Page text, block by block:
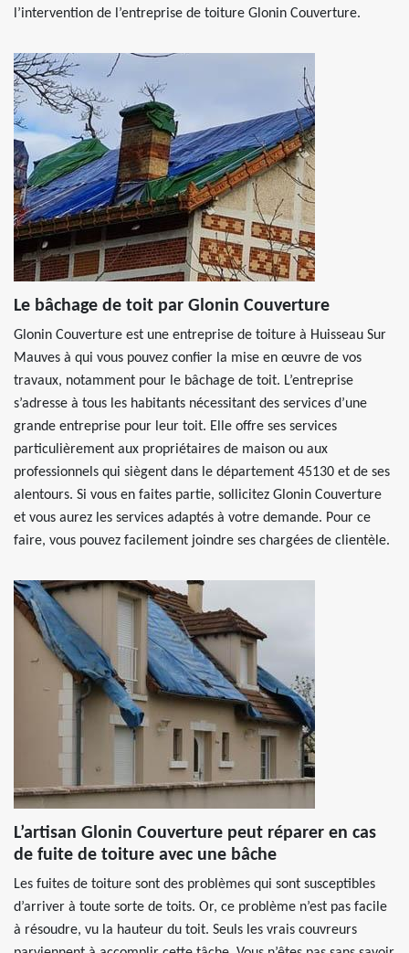
l’intervention de l’entreprise de toiture Glonin Couverture.
Le bâchage de toit par Glonin Couverture
Glonin Couverture est une entreprise de toiture à Huisseau Sur
Mauves à qui vous pouvez confier la mise en œuvre de vos
travaux, notamment pour le bâchage de toit. L’entreprise
s’adresse à tous les habitants nécessitant des services d’une
grande entreprise pour leur toit. Elle offre ses services
particulièrement aux propriétaires de maison ou aux
professionnels qui siègent dans le département 45130 et de ses
alentours. Si vous en faites partie, sollicitez Glonin Couverture
et vous aurez les services adaptés à votre demande. Pour ce
faire, vous pouvez facilement joindre ses chargées de clientèle.
L’artisan Glonin Couverture peut réparer en cas
de fuite de toiture avec une bâche
Les fuites de toiture sont des problèmes qui sont susceptibles
d’arriver à toute sorte de toits. Or, ce problème n’est pas facile
à résoudre, vu la hauteur du toit. Seuls les vrais couvreurs